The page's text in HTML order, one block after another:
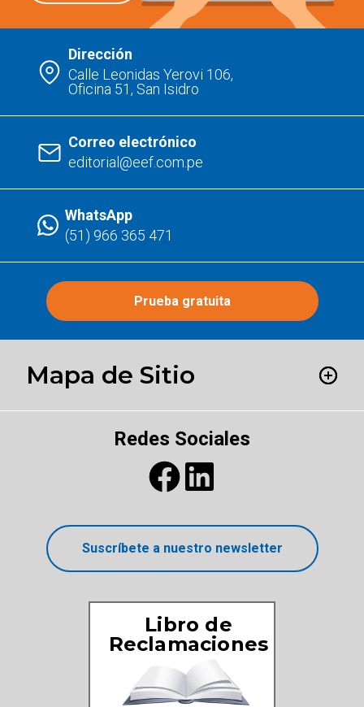
Dirección
Calle Leonidas Yerovi 106,
Oficina 51, San Isidro
Correo electrónico
editorial@eef.com.pe
WhatsApp
(51) 966 365 471
Prueba gratuita
Mapa de Sitio
Redes Sociales
Suscríbete a nuestro newsletter
Libro de
Reclamaciones